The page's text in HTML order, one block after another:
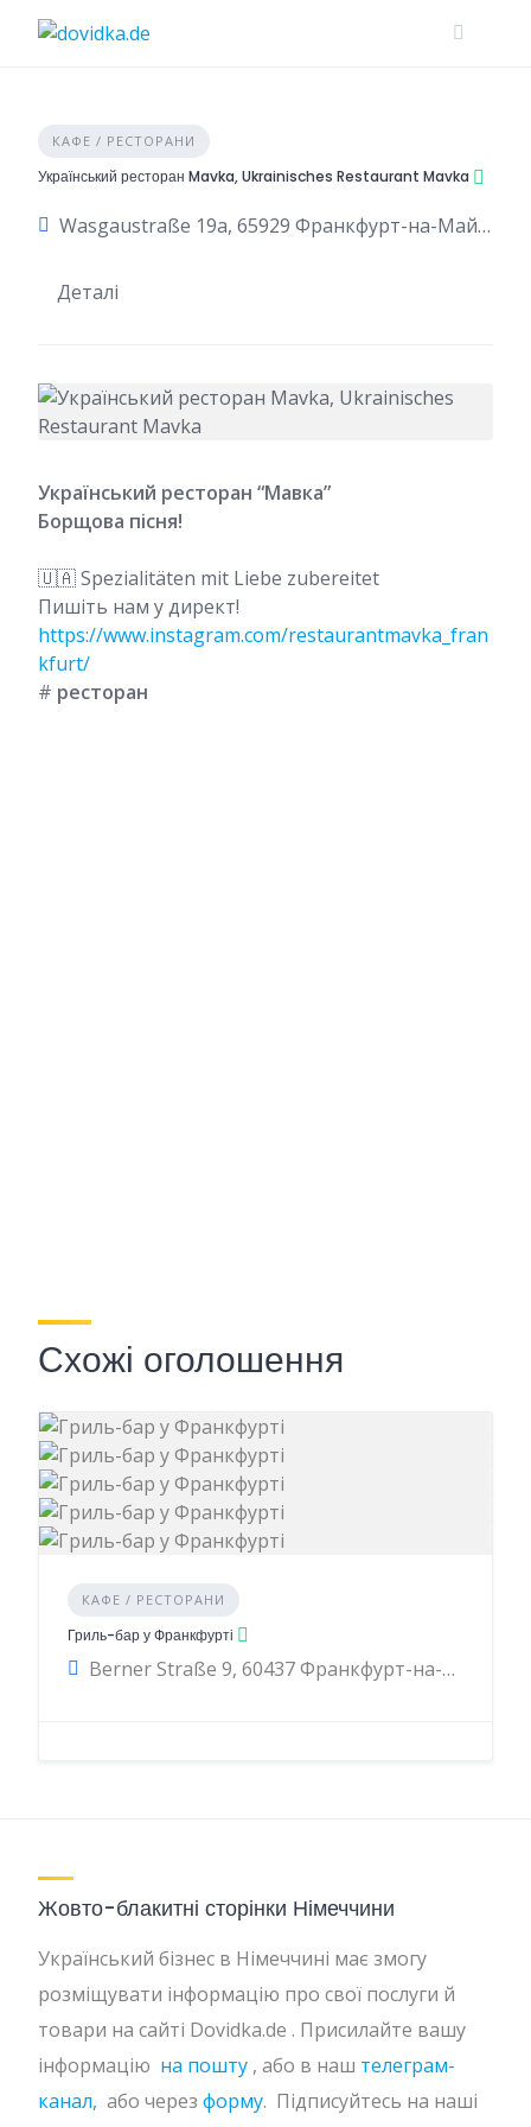
КАФЕ / РЕСТОРАНИ
Український ресторан Mavka, Ukrainisches Restaurant Mavka
Wasgaustraße 19a, 65929 Франкфурт-на-Майні, Німеччина
Деталі
Український ресторан “Мавка”
Борщова пісня!
🇺🇦 Spezialitäten mit Liebe zubereitet
Пишіть нам у директ!
https://www.instagram.com/restaurantmavka_fran
kfurt/
# ресторан
Схожі оголошення
КАФЕ / РЕСТОРАНИ
Гриль-бар у Франкфурті
Berner Straße 9, 60437 Франкфурт-на-Майні, Німеччина
Жовто-блакитні сторінки Німеччини
Український бізнес в Німеччині має змогу
розміщувати інформацію про свої послуги й
товари на сайті Dovidka.de . Присилайте вашу
інформацію на пошту , або в наш телеграм-
канал, або через форму. Підписуйтесь на наші